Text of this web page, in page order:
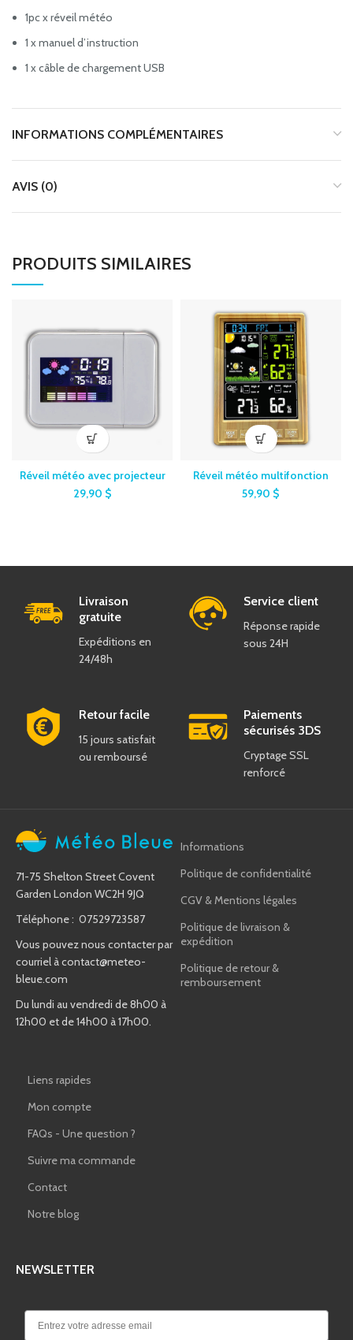
1pc x réveil météo
1 x manuel d’instruction
1 x câble de chargement USB
INFORMATIONS COMPLÉMENTAIRES
AVIS (0)
PRODUITS SIMILAIRES
Réveil météo avec projecteur
29,90 $
Réveil météo multifonction
59,90 $
Livraison
gratuite
Expéditions en
24/48h
Service client
Réponse rapide
sous 24H
Retour facile
15 jours satisfait
ou remboursé
Paiements
sécurisés 3DS
Cryptage SSL
renforcé
71-75 Shelton Street Covent
Garden London WC2H 9JQ
Téléphone : 07529723587
Vous pouvez nous contacter par
courriel àcontact@meteo-
bleue.com
Du lundi au vendredi de 8h00 à
12h00 et de 14h00 à 17h00.
Informations
Politique de confidentialité
CGV & Mentions légales
Politique de livraison &
expédition
Politique de retour &
remboursement
Liens rapides
Mon compte
FAQs - Une question ?
Suivre ma commande
Contact
Notre blog
NEWSLETTER